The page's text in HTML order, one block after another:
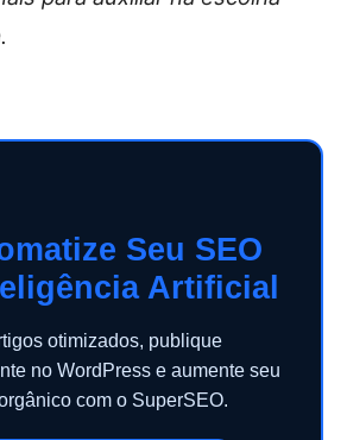
Seu SEO
Artificial
otimizados, publique
no WordPress e aumente seu
com o SuperSEO.